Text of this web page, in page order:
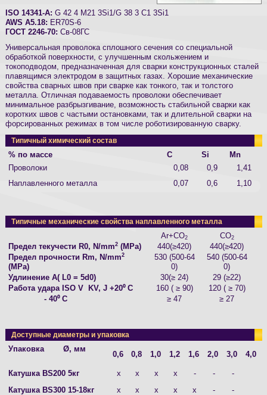
ISO 14341-A: G 42 4 M21 3Si1/G 38 3 C1 3Si1
AWS A5.18: ER70S-6
ГОСТ 2246-70: Св-08ГС
Универсальная проволока сплошного сечения со специальной
обработкой поверхности, с улучшенным скольжением и
токоподводом, предназначенная для сварки конструкционных сталей
плавящимся электродом в защитных газах. Хорошие механические
свойства сварных швов при сварке как тонкого, так и толстого
металла. Отличная подаваемость проволоки обеспечивает
минимальное разбрызгивание, возможность стабильной сварки как
коротких швов с частыми остановками, так и длительной сварки на
форсированных режимах в том числе роботизированную сварку.
Типичный химический состав
% по массе
C Si
Mn
Проволоки
0,08 0,9
1,41
Наплавленного металла
0,07 0,6 1,10
Типичные механические свойства наплавленного металла
Ar+CO2 CO2
Предел текучести R0, N/mm2(MPa) 440(≥420)
440(≥420)
Предел прочности Rm, N/mm2
(MPa)
530 (500-64
0)
540 (500-64
0)
Удлинение A( L0 = 5d0)
30(≥ 24)
29 (≥22)
Работа удара ISO V KV, J +20⁰ С
160 ( ≥ 90)
120 ( ≥ 70)
- 40⁰ С
≥ 47 ≥ 27
Доступные диаметры и упаковка
Упаковка Ø, мм
0,6 0,8 1,0 1,2 1,6 2,0 3,0 4,0
Катушка BS200 5кг х х х х - -
-
Катушка BS300 15-18кг
х х х х х -
-